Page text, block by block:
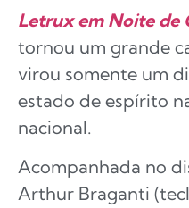
Letrux em Noite de
tornou um grande
virou somente um
estado de espírito
nacional.
Acompanhada no
Arthur Braganti